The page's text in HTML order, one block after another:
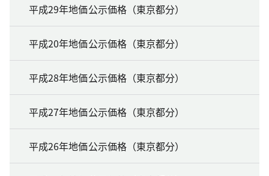
平成29年地価公示価格（東京都分）
平成20年地価公示価格（東京都分）
平成28年地価公示価格（東京都分）
平成27年地価公示価格（東京都分）
平成26年地価公示価格（東京都分）